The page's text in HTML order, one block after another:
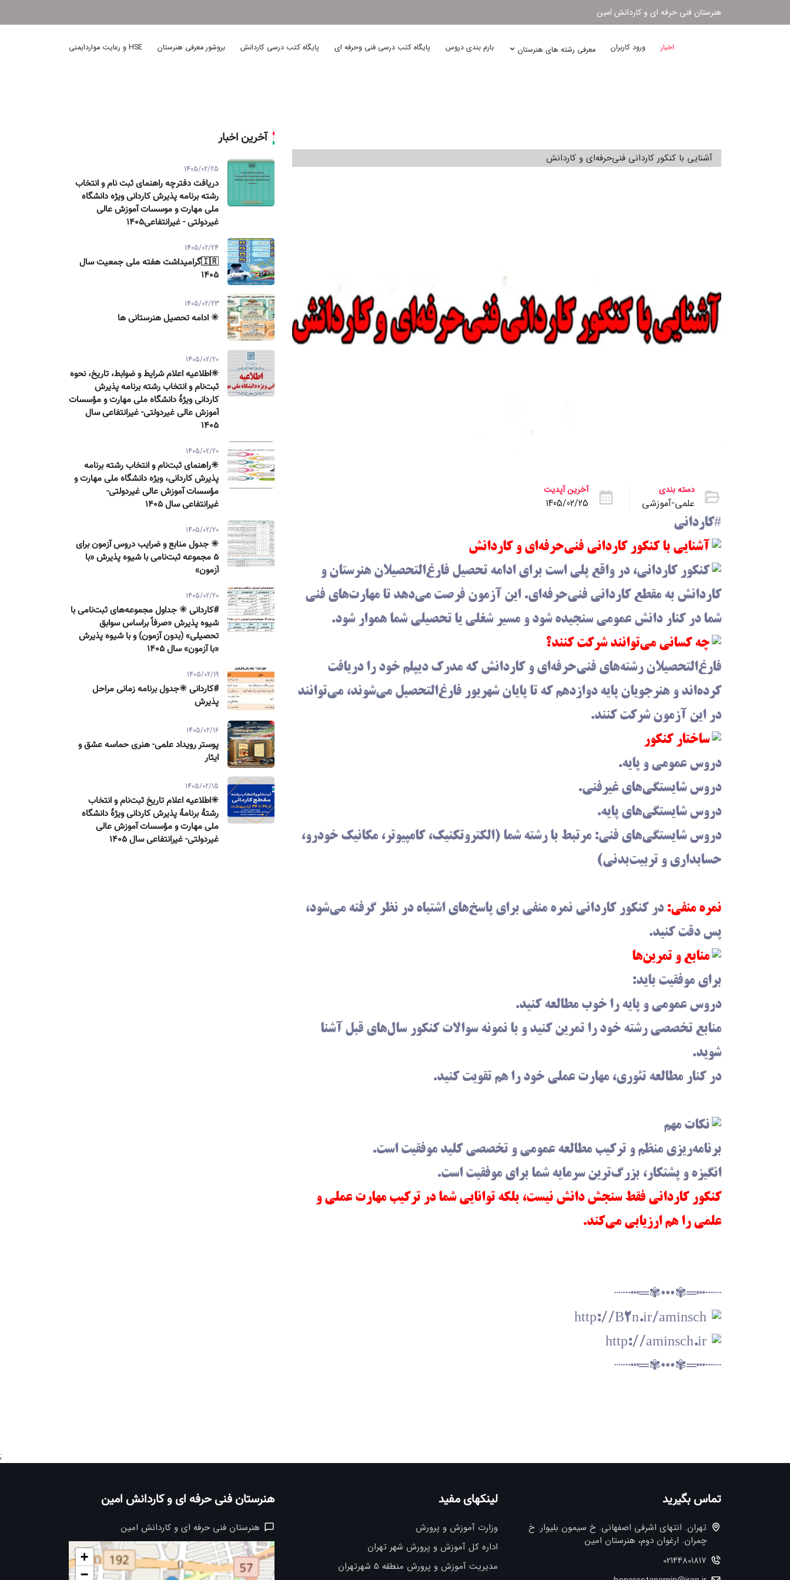
هنرستان فنی حرفه ای و کاردانش امین
اخبار ورود کاربران معرفی رشته های هنرستان بارم بندی دروس پایگاه کتب درسی فنی وحرفه ای پایگاه کتب درسی کاردانش بروشور معرفی هنرستان HSE و رعایت مواردایمنی
آشنایی با کنکور کاردانی فنی‌حرفه‌ای و کاردانش
دسته بندی
علمی-آموزشی
آخرین آپدیت
1405/02/25
#کاردانی
️آشنایی با کنکور کاردانی فنی‌حرفه‌ای و کاردانش
کنکور کاردانی، در واقع پلی است برای ادامه تحصیل فارغ‌التحصیلان هنرستان و
کاردانش به مقطع کاردانی فنی‌حرفه‌ای. این آزمون فرصت می‌دهد تا مهارت‌های فنی
شما در کنار دانش عمومی سنجیده شود و مسیر شغلی یا تحصیلی شما هموار شود.
چه کسانی می‌توانند شرکت کنند؟
فارغ‌التحصیلان رشته‌های فنی‌حرفه‌ای و کاردانش که مدرک دیپلم خود را دریافت
کرده‌اند و هنرجویان پایه دوازدهم که تا پایان شهریور فارغ‌التحصیل می‌شوند، می‌توانند
در این آزمون شرکت کنند.
ساختار کنکور
دروس عمومی و پایه.
دروس شایستگی‌های غیرفنی.
دروس شایستگی‌های پایه.
دروس شایستگی‌های فنی: مرتبط با رشته شما (الکتروتکنیک، کامپیوتر، مکانیک خودرو،
حسابداری و تربیت‌بدنی)
نمره منفی: در کنکور کاردانی نمره منفی برای پاسخ‌های اشتباه در نظر گرفته می‌شود،
پس دقت کنید.
منابع و تمرین‌ها
برای موفقیت باید:
دروس عمومی و پایه را خوب مطالعه کنید.
منابع تخصصی رشته خود را تمرین کنید و با نمونه سوالات کنکور سال‌های قبل آشنا
شوید.
در کنار مطالعه تئوری، مهارت عملی خود را هم تقویت کنید.
نکات مهم
برنامه‌ریزی منظم و ترکیب مطالعه عمومی و تخصصی کلید موفقیت است.
انگیزه و پشتکار، بزرگ‌ترین سرمایه شما برای موفقیت است.
کنکور کاردانی فقط سنجش دانش نیست، بلکه توانایی شما در ترکیب مهارت عملی و
علمی را هم ارزیابی می‌کند.
┈┄┅═✾•••✾═┅┄┈
┈┄┅═✾•••✾═┅┄┈
آخرین اخبار
1405/02/25
دریافت دفترچه راهنمای ثبت نام و انتخاب
رشته برنامه پذیرش کاردانی ویژه دانشگاه
ملی مهارت و موسسات آموزش عالی
غیردولتی - غیرانتفاعی1405
1405/02/24
🇮🇷گرامیداشت هفته ملی جمعیت سال
۱۴۰۵
1405/02/23
✳️ ادامه تحصیل هنرستانی ها
1405/02/20
✳️اطلاعیه اعلام شرایط و ضوابط، تاریخ، نحوه
ثبت‌نام و انتخاب رشته برنامه پذیرش
كاردانی ویژۀ دانشگاه ملی مهارت و مؤسسات
آموزش عالی غیردولتی- غیرانتفاعی سال
۱۴۰۵
1405/02/20
✳️راهنمای ثبت‌نام و انتخاب رشته برنامه
پذیرش كاردانی، ویژه دانشگاه ملی مهارت و
مؤسسات آموزش عالی غیردولتی-
غیرانتفاعی سال ۱۴۰۵
1405/02/20
✳️ جدول منابع و ضرایب دروس آزمون برای
۵ مجموعه ثبت‌نامی با شیوه پذیرش «با
آزمون»
1405/02/20
#کاردانی ✳️ جداول مجموعه‌های ثبت‌نامی با
شیوه پذیرش «صرفاً براساس سوابق
تحصیلی» (بدون آزمون) و با شیوه پذیرش
«با آزمون» سال ۱۴۰۵
1405/02/19
#کاردانی ✳️جدول برنامه زمانی مراحل
پذیرش
1405/02/16
پوستر رویداد علمی- هنری حماسه عشق و
ایثار
1405/02/15
✳️اطلاعیه اعلام تاریخ ثبت‌نام و انتخاب
رشتۀ برنامۀ پذیرش كاردانی ویژۀ دانشگاه
ملی مهارت و مؤسسات آموزش عالی
غیردولتی- غیرانتفاعی سال ۱۴۰۵
;
تماس بگیرید
تهران. انتهاي اشرفي اصفهاني. خ سيمون بليوار. خ
چمران. ارغوان دوم، هنرستان امین
02144801817
لینکهای مفید
وزارت آموزش و پرورش
اداره کل آموزش و پرورش شهر تهران
مدیریت آموزش و پرورش منطقه 5 شهرتهران
هنرستان فنی حرفه ای و کاردانش امین
هنرستان فنی حرفه ای و کاردانش امین
+
−